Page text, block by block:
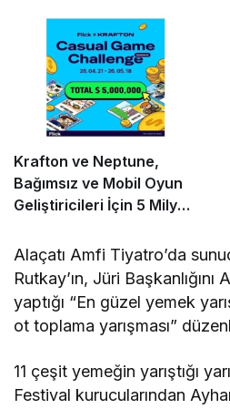
Krafton ve Neptune,
Bağımsız ve Mobil Oyun
Geliştiricileri İçin 5 Milyon
Yarışmasını Başlattı
Alaçatı Amfi Tiyatro’da
Rutkay’ın, Jüri Başkanlığını
yaptığı “En güzel yemek
ot toplama yarışması”
11 çeşit yemeğin yarıştığı
Festival kurucularından